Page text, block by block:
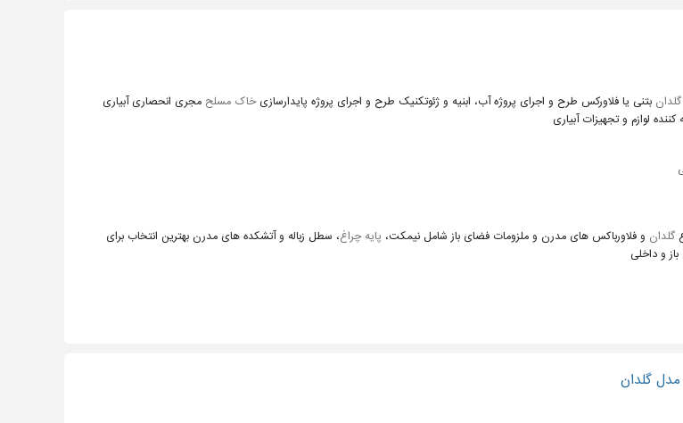
گلدان بتنی یا فلاورکس طرح و اجرای پروژه آب، ابنیه و ژئوتکنیک طرح و اجرای پروژه پایدارسازیخاک مسلح مجری انحصاری آبیاری
لوازم و تجهیزات آبیاری
گلدان و فلاورباکس های مدرن و ملزومات فضای باز شامل نیمکت، پایه چراغ، سطل زباله و آتشکده های مدرن بهترین انتخاب برای
و داخلی
مدل گلدان